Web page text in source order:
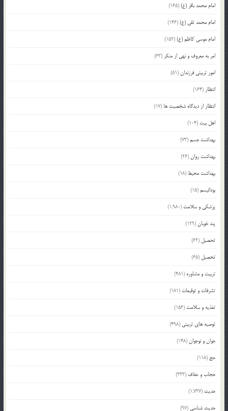
امام محمد باقر (ع)(165)
امام محمد تقی (ع)(146)
امام موسی کاظم (ع)(152)
امر به معروف و نهی از منکر (63)
امور تربیتی فرزندان(51)
انتظار (164)
انتظار از دیدگاه شخصیت ها (17)
اهل بیت (104)
بهداشت جسم(73)
بهداشت روان(26)
بهداشت محیط (18)
بودائیسم(15)
پزشکی و سلامت (1,980)
پند خوبان(129)
تحصیل (62)
تحصیل (65)
تربیت و مشاوره (481)
تشرفات و توقیعات (181)
تغذیه و سلامت (156)
توصیه های تربیتی (498)
جوان و نوجوان(148)
حج (118)
حجاب و عفاف (333)
حدیث (1,737)
حدیث شناسی (97)